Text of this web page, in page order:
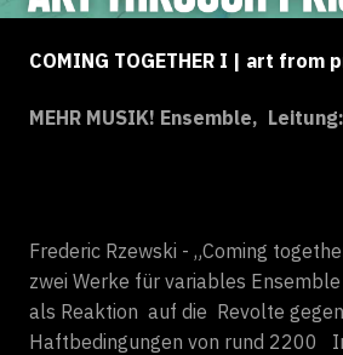
COMING TOGETHER I | art from
MEHR MUSIK! Ensemble,
Frederic Rzewski - „Coming
zwei Werke für variables
als Reaktion auf die Revolte
Haftbedingungen von rund 2200